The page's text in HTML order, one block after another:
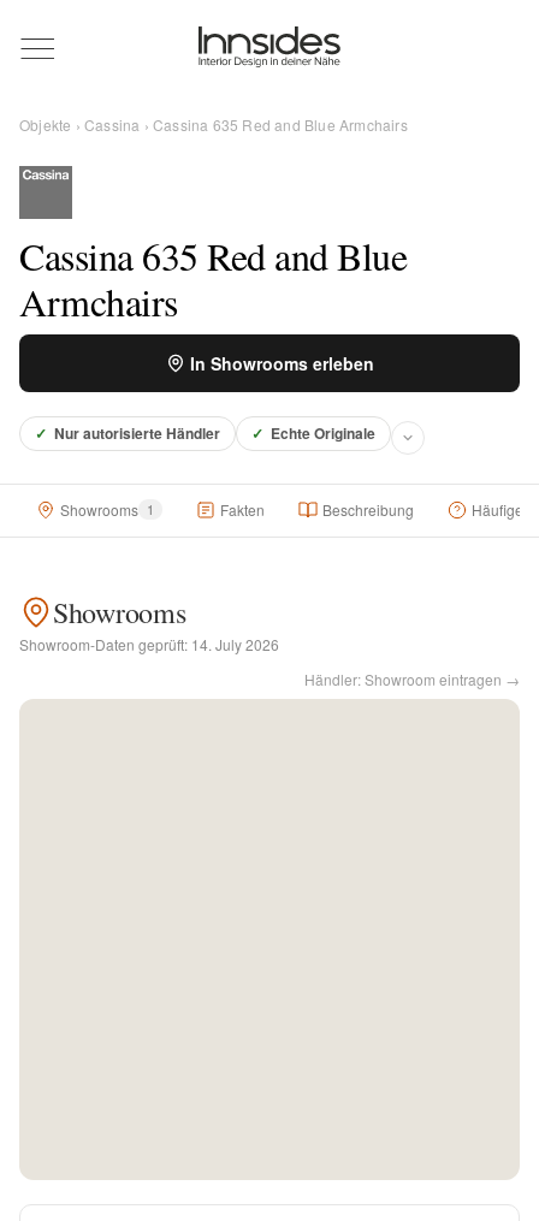
Magazin
Showrooms
Objekte
Über uns
Für Händler
Objekte ›Cassina › Cassina 635 Red and Blue Armchairs
Cassina 635 Red and Blue
Armchairs
In Showrooms erleben
✓ Nur autorisierte Händler ✓ Echte Originale
Showrooms 1 Fakten Beschreibung Häufige
Showrooms
Showroom-Daten geprüft: 14. July 2026
Händler: Showroom eintragen →